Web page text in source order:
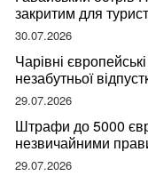
закритим для
відвідувачів
30.07.2026
Чарівні
незабутньої
29.07.2026
Штрафи до 5000
незвичайними
правдою
29.07.2026